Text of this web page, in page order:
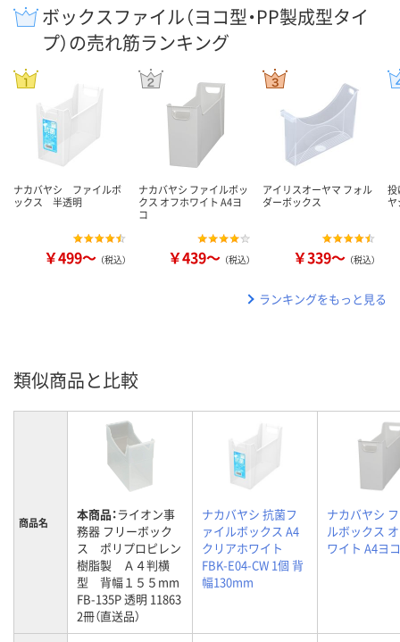
ボックスファイル（ヨコ型・PP製成型タイ
プ）の売れ筋ランキング
ナカバヤシ ファイルボ
ックス 半透明
￥499～ （税込）
ナカバヤシ ファイルボッ
クス オフホワイト A4ヨ
コ
￥439～ （税込）
アイリスオーヤマ フォル
ダーボックス
￥339～ （税込）
投
ヤ
ランキングをもっと見る
類似商品と比較
商品名 本商品：ライオン事
務器 フリーボック
ス ポリプロピレン
樹脂製 Ａ４判横
型 背幅１５５mm
FB-135P 透明 11863
2冊（直送品）
ナカバヤシ 抗菌フ
ァイルボックス A4
クリアホワイト
FBK-E04-CW 1個 背
幅130mm
ナカバヤシ
ルボックス
ワイト A4ヨコ